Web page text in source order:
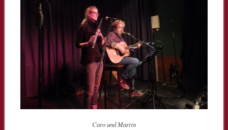
Caro und Martin